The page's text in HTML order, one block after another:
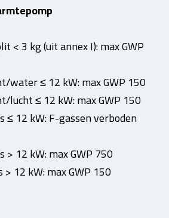
< 3 kg (uit annex I): max GWP
water ≤ 12 kW: max GWP 150
lucht ≤ 12 kW: max GWP 150
≤ 12 kW: F-gassen verboden
12 kW: max GWP 750
12 kW: max GWP 150